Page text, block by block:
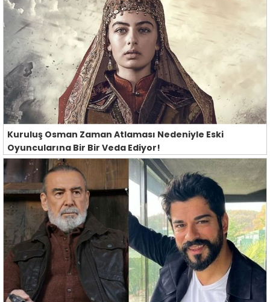
Kuruluş Osman Zaman Atlaması Nedeniyle Eski
Oyuncularına Bir Bir Veda Ediyor!